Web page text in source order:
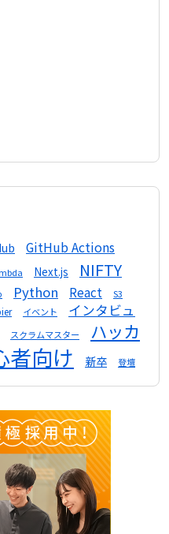
GitHub Actions
Next.js
NIFTY
Python React S3
イベント
インタビュ
スクラムマスター
ハッカ
者向け 新卒 登壇